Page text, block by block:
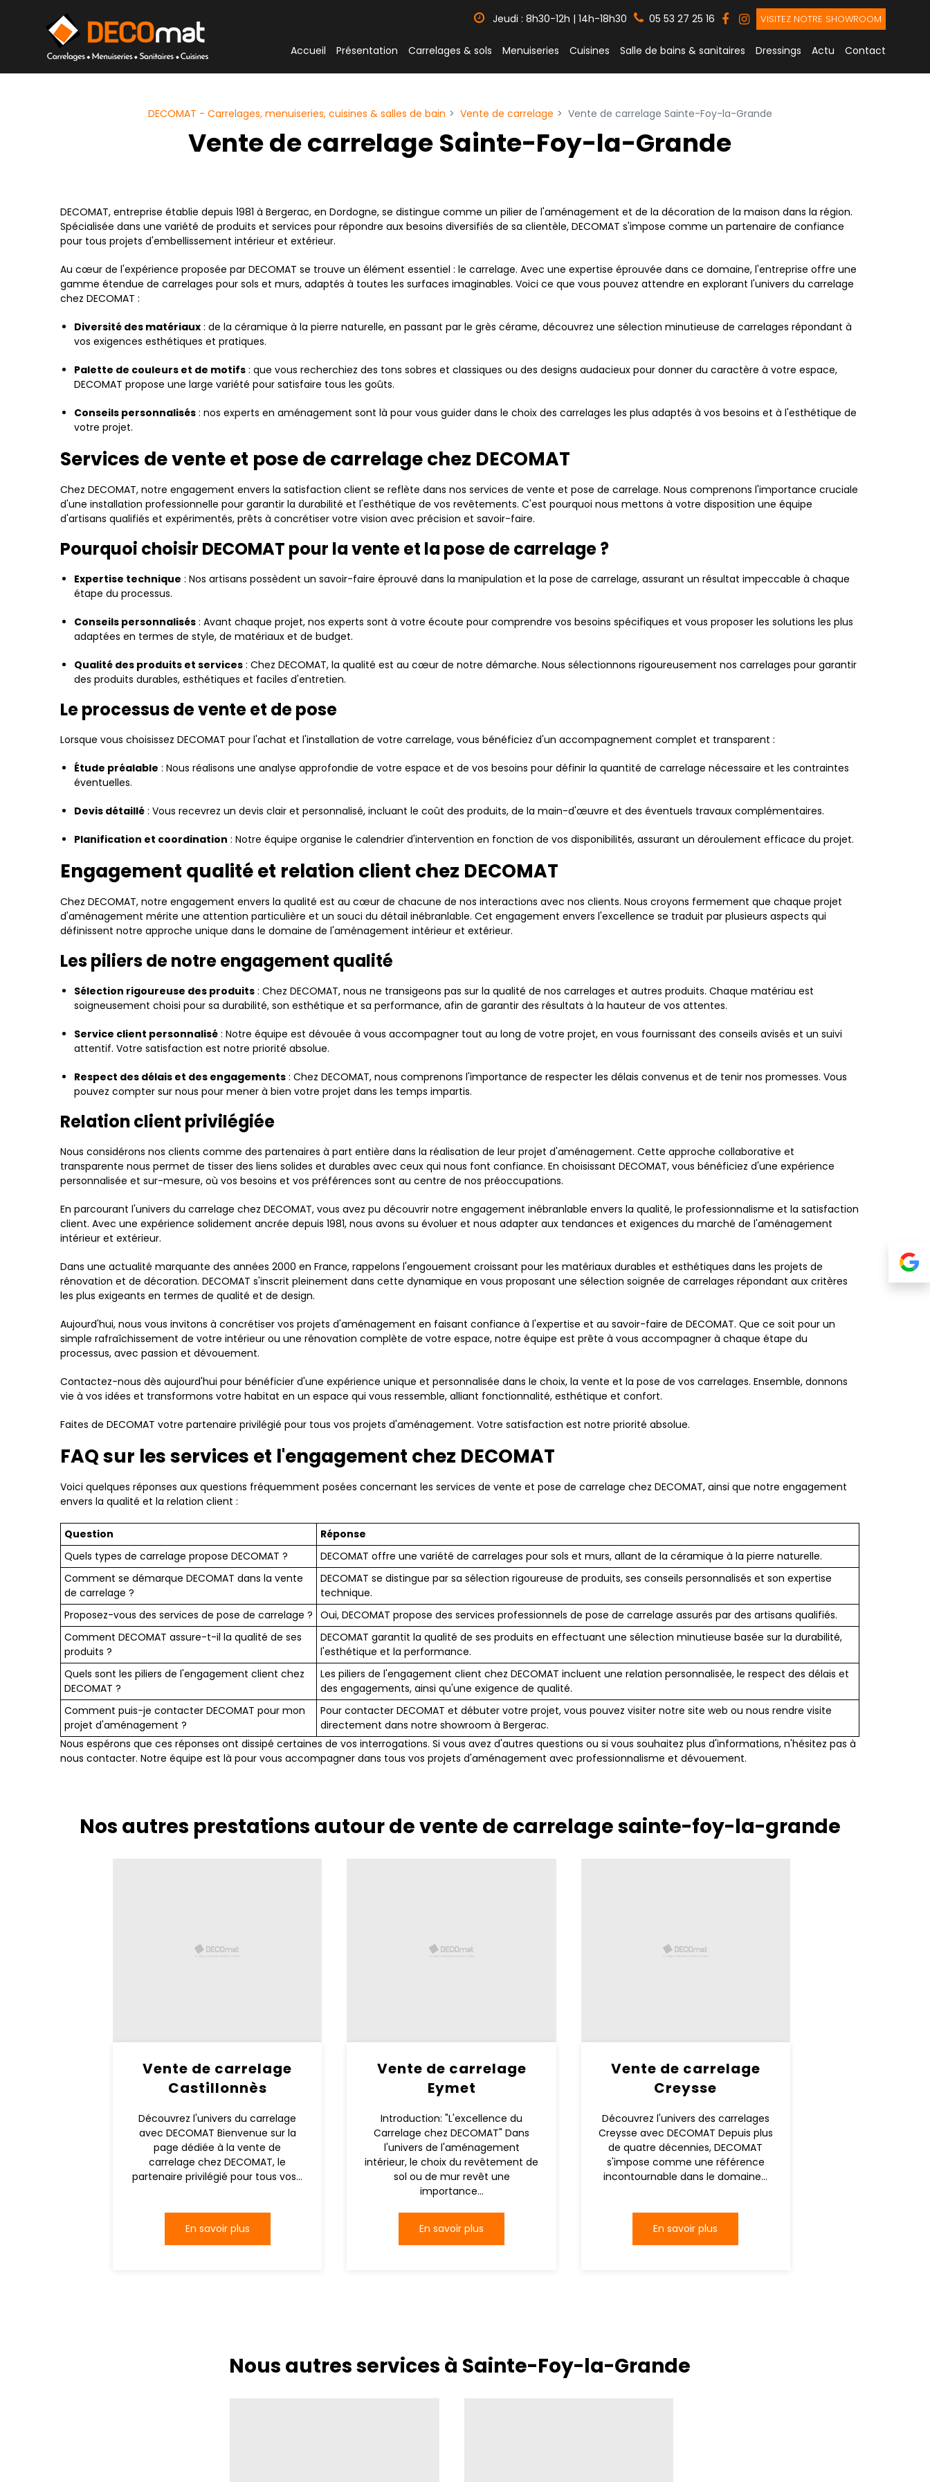
Jeudi : 8h30-12h | 14h-18h30 05 53 27 25 16 VISITEZ NOTRE SHOWROOM
Accueil Présentation Carrelages & sols Menuiseries Cuisines Salle de bains & sanitaires Dressings Actu Contact
DECOMAT - Carrelages, menuiseries, cuisines & salles de bain Vente de carrelage Vente de carrelage Sainte-Foy-la-Grande
Vente de carrelage Sainte-Foy-la-Grande
DECOMAT, entreprise établie depuis 1981 à Bergerac, en Dordogne, se distingue comme un pilier de l'aménagement et de la décoration de la maison dans la région.
Spécialisée dans une variété de produits et services pour répondre aux besoins diversifiés de sa clientèle, DECOMAT s'impose comme un partenaire de confiance
pour tous projets d'embellissement intérieur et extérieur.
Au cœur de l'expérience proposée par DECOMAT se trouve un élément essentiel : le carrelage. Avec une expertise éprouvée dans ce domaine, l'entreprise offre une
gamme étendue de carrelages pour sols et murs, adaptés à toutes les surfaces imaginables. Voici ce que vous pouvez attendre en explorant l'univers du carrelage
chez DECOMAT :
Diversité des matériaux : de la céramique à la pierre naturelle, en passant par le grès cérame, découvrez une sélection minutieuse de carrelages répondant à
vos exigences esthétiques et pratiques.
Palette de couleurs et de motifs : que vous recherchiez des tons sobres et classiques ou des designs audacieux pour donner du caractère à votre espace,
DECOMAT propose une large variété pour satisfaire tous les goûts.
Conseils personnalisés : nos experts en aménagement sont là pour vous guider dans le choix des carrelages les plus adaptés à vos besoins et à l'esthétique de
votre projet.
Services de vente et pose de carrelage chez DECOMAT
Chez DECOMAT, notre engagement envers la satisfaction client se reflète dans nos services de vente et pose de carrelage. Nous comprenons l'importance cruciale
d'une installation professionnelle pour garantir la durabilité et l'esthétique de vos revêtements. C'est pourquoi nous mettons à votre disposition une équipe
d'artisans qualifiés et expérimentés, prêts à concrétiser votre vision avec précision et savoir-faire.
Pourquoi choisir DECOMAT pour la vente et la pose de carrelage ?
Expertise technique : Nos artisans possèdent un savoir-faire éprouvé dans la manipulation et la pose de carrelage, assurant un résultat impeccable à chaque
étape du processus.
Conseils personnalisés : Avant chaque projet, nos experts sont à votre écoute pour comprendre vos besoins spécifiques et vous proposer les solutions les plus
adaptées en termes de style, de matériaux et de budget.
Qualité des produits et services : Chez DECOMAT, la qualité est au cœur de notre démarche. Nous sélectionnons rigoureusement nos carrelages pour garantir
des produits durables, esthétiques et faciles d'entretien.
Le processus de vente et de pose
Lorsque vous choisissez DECOMAT pour l'achat et l'installation de votre carrelage, vous bénéficiez d'un accompagnement complet et transparent :
Étude préalable : Nous réalisons une analyse approfondie de votre espace et de vos besoins pour définir la quantité de carrelage nécessaire et les contraintes
éventuelles.
Devis détaillé : Vous recevrez un devis clair et personnalisé, incluant le coût des produits, de la main-d'œuvre et des éventuels travaux complémentaires.
Planification et coordination : Notre équipe organise le calendrier d'intervention en fonction de vos disponibilités, assurant un déroulement efficace du projet.
Engagement qualité et relation client chez DECOMAT
Chez DECOMAT, notre engagement envers la qualité est au cœur de chacune de nos interactions avec nos clients. Nous croyons fermement que chaque projet
d'aménagement mérite une attention particulière et un souci du détail inébranlable. Cet engagement envers l'excellence se traduit par plusieurs aspects qui
définissent notre approche unique dans le domaine de l'aménagement intérieur et extérieur.
Les piliers de notre engagement qualité
Sélection rigoureuse des produits : Chez DECOMAT, nous ne transigeons pas sur la qualité de nos carrelages et autres produits. Chaque matériau est
soigneusement choisi pour sa durabilité, son esthétique et sa performance, afin de garantir des résultats à la hauteur de vos attentes.
Service client personnalisé : Notre équipe est dévouée à vous accompagner tout au long de votre projet, en vous fournissant des conseils avisés et un suivi
attentif. Votre satisfaction est notre priorité absolue.
Respect des délais et des engagements : Chez DECOMAT, nous comprenons l'importance de respecter les délais convenus et de tenir nos promesses. Vous
pouvez compter sur nous pour mener à bien votre projet dans les temps impartis.
Relation client privilégiée
Nous considérons nos clients comme des partenaires à part entière dans la réalisation de leur projet d'aménagement. Cette approche collaborative et
transparente nous permet de tisser des liens solides et durables avec ceux qui nous font confiance. En choisissant DECOMAT, vous bénéficiez d'une expérience
personnalisée et sur-mesure, où vos besoins et vos préférences sont au centre de nos préoccupations.
En parcourant l'univers du carrelage chez DECOMAT, vous avez pu découvrir notre engagement inébranlable envers la qualité, le professionnalisme et la satisfaction
client. Avec une expérience solidement ancrée depuis 1981, nous avons su évoluer et nous adapter aux tendances et exigences du marché de l'aménagement
intérieur et extérieur.
Dans une actualité marquante des années 2000 en France, rappelons l'engouement croissant pour les matériaux durables et esthétiques dans les projets de
rénovation et de décoration. DECOMAT s'inscrit pleinement dans cette dynamique en vous proposant une sélection soignée de carrelages répondant aux critères
les plus exigeants en termes de qualité et de design.
Aujourd'hui, nous vous invitons à concrétiser vos projets d'aménagement en faisant confiance à l'expertise et au savoir-faire de DECOMAT. Que ce soit pour un
simple rafraîchissement de votre intérieur ou une rénovation complète de votre espace, notre équipe est prête à vous accompagner à chaque étape du
processus, avec passion et dévouement.
Contactez-nous dès aujourd'hui pour bénéficier d'une expérience unique et personnalisée dans le choix, la vente et la pose de vos carrelages. Ensemble, donnons
vie à vos idées et transformons votre habitat en un espace qui vous ressemble, alliant fonctionnalité, esthétique et confort.
Faites de DECOMAT votre partenaire privilégié pour tous vos projets d'aménagement. Votre satisfaction est notre priorité absolue.
FAQ sur les services et l'engagement chez DECOMAT
Voici quelques réponses aux questions fréquemment posées concernant les services de vente et pose de carrelage chez DECOMAT, ainsi que notre engagement
envers la qualité et la relation client :
Question
Réponse
Quels types de carrelage propose DECOMAT ?
DECOMAT offre une variété de carrelages pour sols et murs, allant de la céramique à la pierre naturelle.
Comment se démarque DECOMAT dans la vente
de carrelage ?
DECOMAT se distingue par sa sélection rigoureuse de produits, ses conseils personnalisés et son expertise
technique.
Proposez-vous des services de pose de carrelage ? Oui, DECOMAT propose des services professionnels de pose de carrelage assurés par des artisans qualifiés.
Comment DECOMAT assure-t-il la qualité de ses
produits ?
DECOMAT garantit la qualité de ses produits en effectuant une sélection minutieuse basée sur la durabilité,
l'esthétique et la performance.
Quels sont les piliers de l'engagement client chez
DECOMAT ?
Les piliers de l'engagement client chez DECOMAT incluent une relation personnalisée, le respect des délais et
des engagements, ainsi qu'une exigence de qualité.
Comment puis-je contacter DECOMAT pour mon
projet d'aménagement ?
Pour contacter DECOMAT et débuter votre projet, vous pouvez visiter notre site web ou nous rendre visite
directement dans notre showroom à Bergerac.
Nous espérons que ces réponses ont dissipé certaines de vos interrogations. Si vous avez d'autres questions ou si vous souhaitez plus d'informations, n'hésitez pas à
nous contacter. Notre équipe est là pour vous accompagner dans tous vos projets d'aménagement avec professionnalisme et dévouement.
Nos autres prestations autour de vente de carrelage sainte-foy-la-grande
Vente de carrelage
Castillonnès
Découvrez l'univers du carrelage
avec DECOMAT Bienvenue sur la
page dédiée à la vente de
carrelage chez DECOMAT, le
partenaire privilégié pour tous vos...
En savoir plus
Vente de carrelage
Eymet
Introduction: "L'excellence du
Carrelage chez DECOMAT" Dans
l'univers de l'aménagement
intérieur, le choix du revêtement de
sol ou de mur revêt une
importance...
En savoir plus
Vente de carrelage
Creysse
Découvrez l'univers des carrelages
Creysse avec DECOMAT Depuis plus
de quatre décennies, DECOMAT
s'impose comme une référence
incontournable dans le domaine...
En savoir plus
Nous autres services à Sainte-Foy-la-Grande